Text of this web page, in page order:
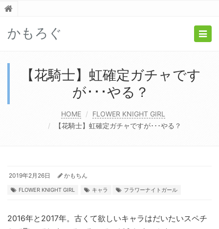
かもろぐ
【花騎士】虹確定ガチャです
が･･･やる？
HOME
FLOWER KNIGHT GIRL
【花騎士】虹確定ガチャですが･･･やる？
2019年2月26日 かもちん
FLOWER KNIGHT GIRL キャラ フラワーナイトガール
2016年と2017年。古くて欲しいキャラはだいたいスペチ